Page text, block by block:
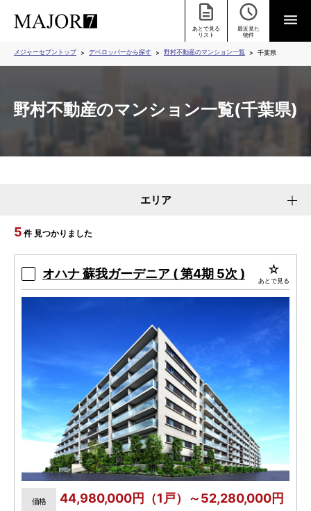
あとで見る
リスト
最近見た
物件
メジャーセブントップ デベロッパーから探す 野村不動産のマンション一覧 千葉県
野村不動産のマンション一覧(千葉県)
エリア
5 件 見つかりました
オハナ 蘇我ガーデニア ( 第4期 5次 ) あとで見る
価格
44,980,000円（1戸）～52,280,000円